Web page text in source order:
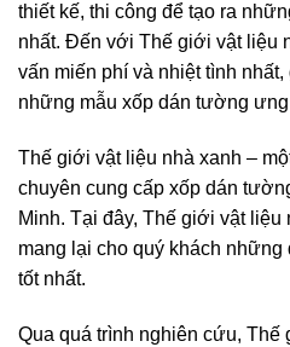
thiết kế, thi công để tạo ra
nhất. Đến với Thế giới vật liệu
vấn miến phí và nhiệt tình
những mẫu xốp dán tường ưng
Thế giới vật liệu nhà xanh –
chuyên cung cấp xốp dán
Minh. Tại đây, Thế giới vật liệu
mang lại cho quý khách những
tốt nhất.
Qua quá trình nghiên cứu, Thế